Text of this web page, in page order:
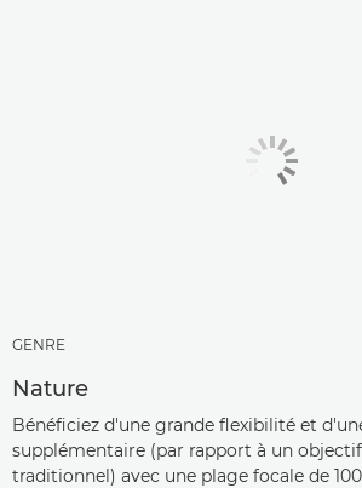
GENRE
Nature
Bénéficiez d'une grande flexibilité et
supplémentaire (par rapport à un
traditionnel) avec une plage focale de